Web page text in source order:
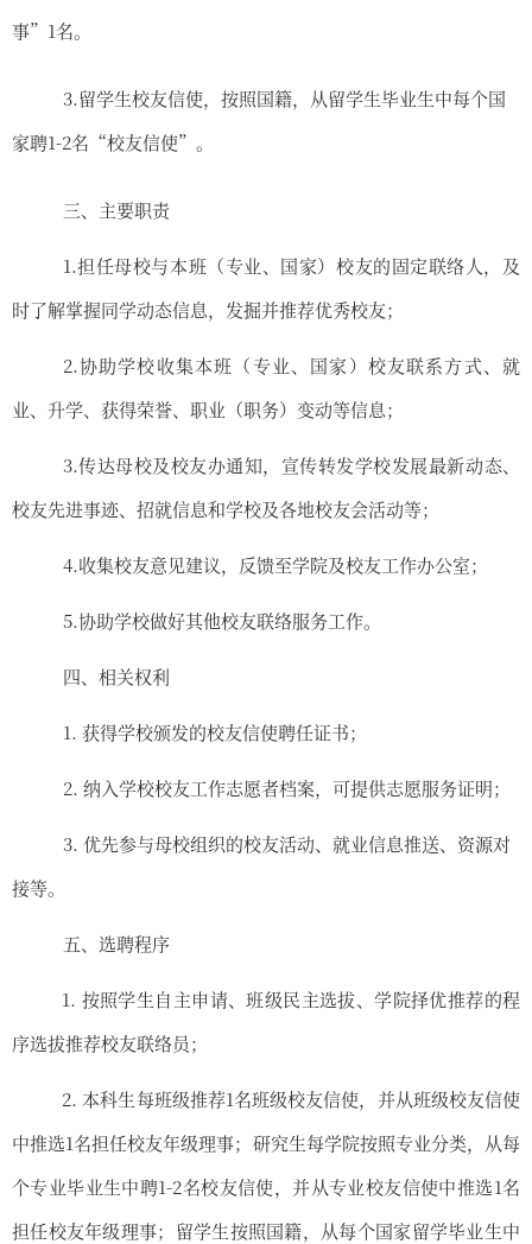
事”1名。
3.留学生校友信使， 按照国籍， 从留学生毕业生中每个国
家聘1-2名 “校友信使” 。
三、 主要职责
1.担任母校与本班 （专业、国家）校友的固定联络人 ， 及
时了解掌握同学动态信息，发掘并推荐优秀校友；
2.协助学校收集本班 （专业、国家） 校友联系方式、就
业、升学、 获得荣誉、职业（职务）变动等信息；
3.传达母校及校友办通知， 宣传转发学校发展最新动态、
校友先进事迹、招就信息和学校及各地校友会活动等；
4.收集校友意见建议，反馈至学院及校友工作办公室；
5.协助学校做好其他校友联络服务工作。
四、相关权利
1. 获得学校颁发的校友信使聘任证书；
2. 纳入学校校友工作志愿者档案，可提供志愿服务证明；
3. 优先参与母校组织的校友活动、就业信息推送、资源对
接等。
五、选聘程序
1. 按照学生自主申请、班级民主选拔、学院择优推荐的程
序选拔推荐校友联络员；
2. 本科生每班级推荐1名班级校友信使，并从班级校友信使
中推选1名担任校友年级理事； 研究生每学院按照专业分类， 从每
个专业毕业生中聘1-2名校友信使，并从专业校友信使中推选1名
担任校友年级理事； 留学生按照国籍， 从每个国家留学毕业生中